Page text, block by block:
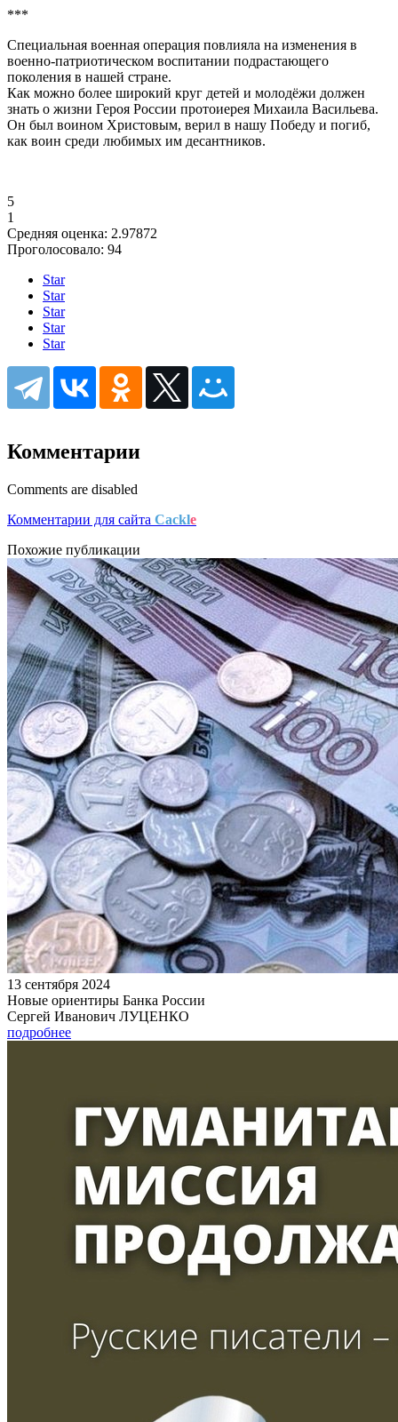
***
Специальная военная операция повлияла на изменения в
военно-патриотическом воспитании подрастающего
поколения в нашей стране.
Как можно более широкий круг детей и молодёжи должен
знать о жизни Героя России протоиерея Михаила Васильева.
Он был воином Христовым, верил в нашу Победу и погиб,
как воин среди любимых им десантников.
5
1
Средняя оценка: 2.97872
Проголосовало: 94
Star
Star
Star
Star
Star
Комментарии
Comments are disabled
Комментарии для сайта Cackle
Похожие публикации
13 сентября 2024
Новые ориентиры Банка России
Сергей Иванович ЛУЦЕНКО
подробнее